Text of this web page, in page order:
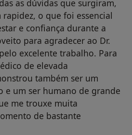
as dúvidas que surgiram,
o que foi essencial
e confiança durante a
para agradecer ao Dr.
excelente trabalho. Para
de elevada
também ser um
e um ser humano de grande
me trouxe muita
de bastante